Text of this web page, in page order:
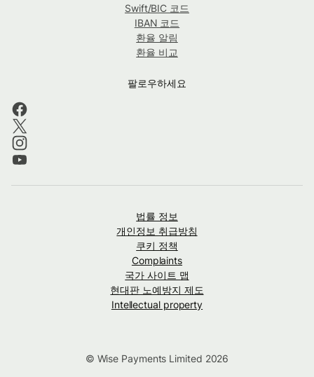
Swift/BIC 코드
IBAN 코드
환율 알림
환율 비교
팔로우하세요
법률 정보
개인정보 취급방침
쿠키 정책
Complaints
국가 사이트 맵
현대판 노예방지 제도
Intellectual property
© Wise Payments Limited 2026